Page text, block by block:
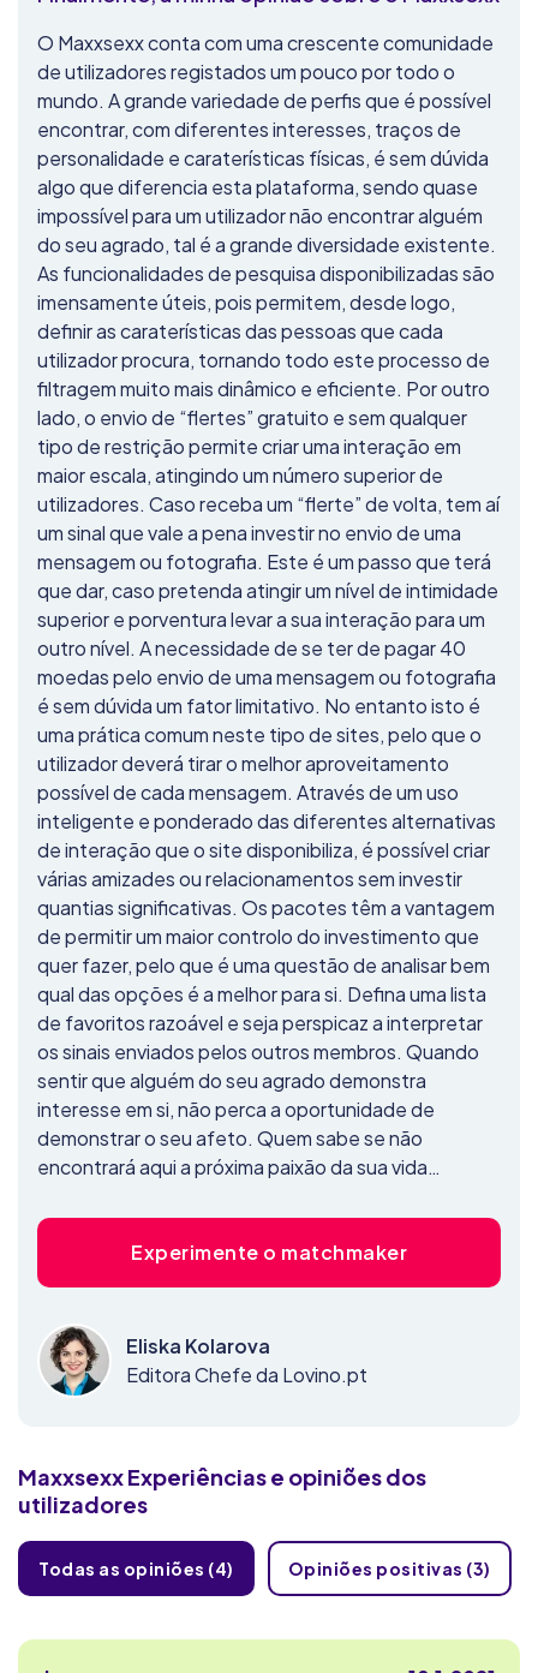
O Maxxsexx conta com uma crescente comunidade
de utilizadores registados um pouco por todo o
mundo. A grande variedade de perfis que é possível
encontrar, com diferentes interesses, traços de
personalidade e caraterísticas físicas, é sem dúvida
algo que diferencia esta plataforma, sendo quase
impossível para um utilizador não encontrar alguém
do seu agrado, tal é a grande diversidade existente.
As funcionalidades de pesquisa disponibilizadas são
imensamente úteis, pois permitem, desde logo,
definir as caraterísticas das pessoas que cada
utilizador procura, tornando todo este processo de
filtragem muito mais dinâmico e eficiente. Por outro
lado, o envio de “flertes” gratuito e sem qualquer
tipo de restrição permite criar uma interação em
maior escala, atingindo um número superior de
utilizadores. Caso receba um “flerte” de volta, tem aí
um sinal que vale a pena investir no envio de uma
mensagem ou fotografia. Este é um passo que terá
que dar, caso pretenda atingir um nível de intimidade
superior e porventura levar a sua interação para um
outro nível. A necessidade de se ter de pagar 40
moedas pelo envio de uma mensagem ou fotografia
é sem dúvida um fator limitativo. No entanto isto é
uma prática comum neste tipo de sites, pelo que o
utilizador deverá tirar o melhor aproveitamento
possível de cada mensagem. Através de um uso
inteligente e ponderado das diferentes alternativas
de interação que o site disponibiliza, é possível criar
várias amizades ou relacionamentos sem investir
quantias significativas. Os pacotes têm a vantagem
de permitir um maior controlo do investimento que
quer fazer, pelo que é uma questão de analisar bem
qual das opções é a melhor para si. Defina uma lista
de favoritos razoável e seja perspicaz a interpretar
os sinais enviados pelos outros membros. Quando
sentir que alguém do seu agrado demonstra
interesse em si, não perca a oportunidade de
demonstrar o seu afeto. Quem sabe se não
encontrará aqui a próxima paixão da sua vida…
Experimente o matchmaker
Eliska Kolarova
Editora Chefe da Lovino.pt
MaxxsexxExperiências e opiniões dos
utilizadores
Todas as opiniões (4) Opiniões positivas (3)